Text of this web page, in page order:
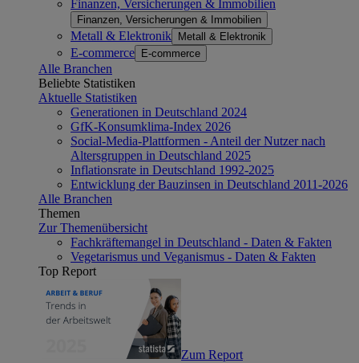
Finanzen, Versicherungen & Immobilien
Finanzen, Versicherungen & Immobilien
Metall & Elektronik Metall & Elektronik
E-commerce E-commerce
Alle Branchen
Beliebte Statistiken
Aktuelle Statistiken
Generationen in Deutschland 2024
GfK-Konsumklima-Index 2026
Social-Media-Plattformen - Anteil der Nutzer nach
Altersgruppen in Deutschland 2025
Inflationsrate in Deutschland 1992-2025
Entwicklung der Bauzinsen in Deutschland 2011-2026
Alle Branchen
Themen
Zur Themenübersicht
Fachkräftemangel in Deutschland - Daten & Fakten
Vegetarismus und Veganismus - Daten & Fakten
Top Report
Zum Report